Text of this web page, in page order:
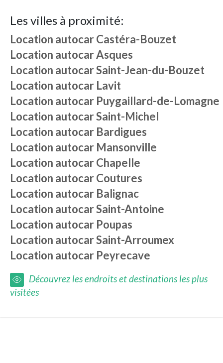
Les villes à proximité:
Location autocarCastéra-Bouzet
Location autocarAsques
Location autocarSaint-Jean-du-Bouzet
Location autocar Lavit
Location autocar Puygaillard-de-Lomagne
Location autocarSaint-Michel
Location autocar Bardigues
Location autocar Mansonville
Location autocarChapelle
Location autocarCoutures
Location autocar Balignac
Location autocarSaint-Antoine
Location autocar Poupas
Location autocarSaint-Arroumex
Location autocar Peyrecave
Découvrez les endroits et destinations les plus
visitées